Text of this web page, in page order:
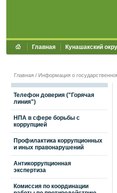
Главная Кунашакский
Главная / Информация о
Телефон доверия ("Горячая
линия")
НПА в сфере борьбы с
коррупцией
Профилактика коррупционных
и иных правонарушений
Антикоррупционная
экспертиза
Комиссия по координации